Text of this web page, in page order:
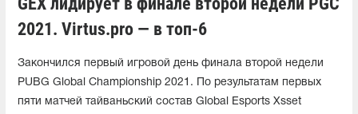
2021. Virtus.pro — в топ-6
Закончился первый игровой день финала второй недели
PUBG Global Championship 2021. По результатам первых
пяти матчей тайваньский состав Global Esports Xsset